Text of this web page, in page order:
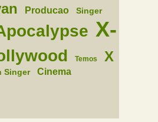
Producao Singer
X-
Temos X
Singer Cinema